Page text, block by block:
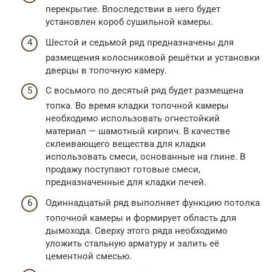
перекрытие. Впоследствии в него будет
установлен короб сушильной камеры.
Шестой и седьмой ряд предназначены для
размещения колосниковой решётки и установки
дверцы в топочную камеру.
С восьмого по десятый ряд будет размещена
топка. Во время кладки топочной камеры
необходимо использовать огнестойкий
материал — шамотный кирпич. В качестве
склеивающего вещества для кладки
использовать смеси, основанные на глине. В
продажу поступают готовые смеси,
предназначенные для кладки печей.
Одиннадцатый ряд выполняет функцию потолка
топочной камеры и формирует область для
дымохода. Сверху этого ряда необходимо
уложить стальную арматуру и залить её
цементной смесью.